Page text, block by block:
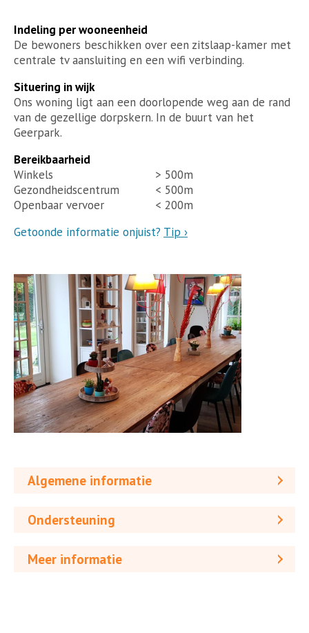
Indeling per wooneenheid
De bewoners beschikken over een zitslaap-kamer met
centrale tv aansluiting en een wifi verbinding.
Situering in wijk
Ons woning ligt aan een doorlopende weg aan de rand
van de gezellige dorpskern. In de buurt van het
Geerpark.
Bereikbaarheid
Winkels
> 500m
Gezondheidscentrum
< 500m
Openbaar vervoer
< 200m
Getoonde informatie onjuist? Tip ›
Algemene informatie
Ondersteuning
Meer informatie